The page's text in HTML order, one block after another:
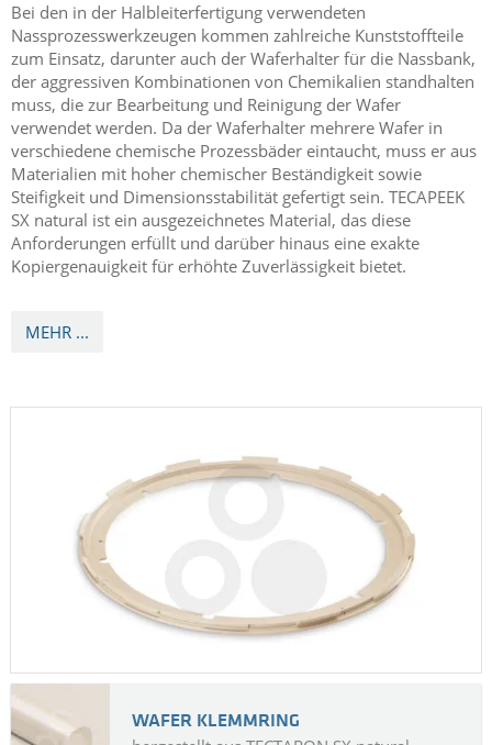
Bei den in der Halbleiterfertigung verwendeten
Nassprozesswerkzeugen kommen zahlreiche Kunststoffteile
zum Einsatz, darunter auch der Waferhalter für die Nassbank,
der aggressiven Kombinationen von Chemikalien standhalten
muss, die zur Bearbeitung und Reinigung der Wafer
verwendet werden. Da der Waferhalter mehrere Wafer in
verschiedene chemische Prozessbäder eintaucht, muss er aus
Materialien mit hoher chemischer Beständigkeit sowie
Steifigkeit und Dimensionsstabilität gefertigt sein. TECAPEEK
SX natural ist ein ausgezeichnetes Material, das diese
Anforderungen erfüllt und darüber hinaus eine exakte
Kopiergenauigkeit für erhöhte Zuverlässigkeit bietet.
MEHR ...
WAFER KLEMMRING